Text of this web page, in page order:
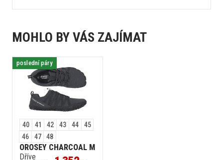
MOHLO BY VÁS ZAJÍMAT
poslední páry
40 41 42 43 44
45
46
47 48
OROSEY CHARCOAL M
Dříve